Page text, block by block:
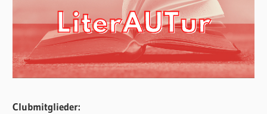
Clubmitglieder: